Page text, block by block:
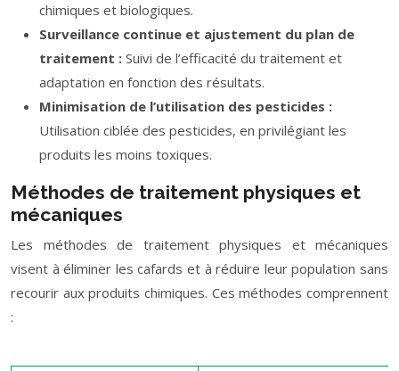
chimiques et biologiques.
Surveillance continue et ajustement du plan de
traitement : Suivi de l’efficacité du traitement et
adaptation en fonction des résultats.
Minimisation de l’utilisation des pesticides :
Utilisation ciblée des pesticides, en privilégiant les
produits les moins toxiques.
Méthodes de traitement physiques et
mécaniques
Les méthodes de traitement physiques et mécaniques
visent à éliminer les cafards et à réduire leur population sans
recourir aux produits chimiques. Ces méthodes comprennent
: